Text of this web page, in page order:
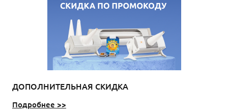
ДОПОЛНИТЕЛЬНАЯ СКИДКА
Подробнее >>